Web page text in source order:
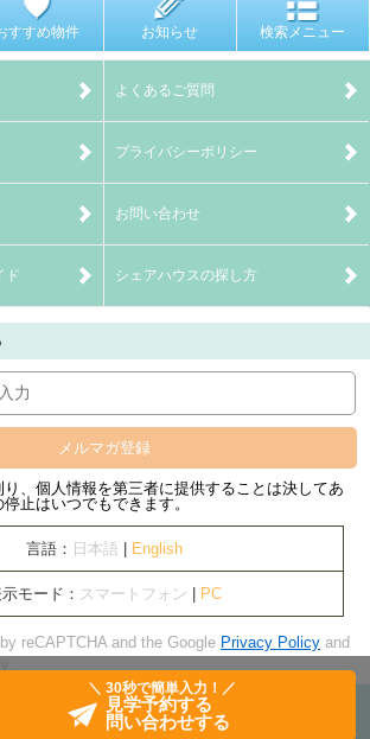
＼ 30秒で簡単入力！／
見学予約する
問い合わせする
すすめ物件 お知らせ 検索メニュー
よくあるご質問
プライバシーポリシー
お問い合わせ
ド シェアハウスの探し方
メルマガ登録
、個人情報を第三者に提供することは決してあ
止はいつでもできます。
言語： 日本語 English
モード： スマートフォン PC
reCAPTCHA and the Google Privacy Policy and